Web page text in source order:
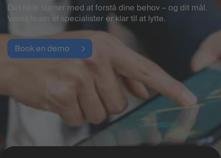
Det hele starter med at forstå dine behov – og dit mål.
Vores team af specialister er klar til at lytte.
Book en demo